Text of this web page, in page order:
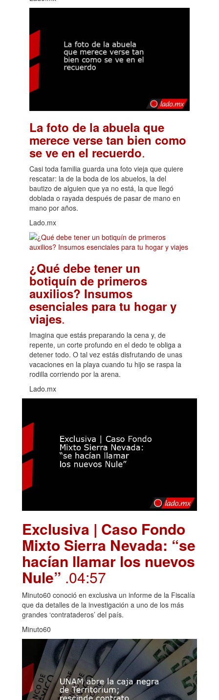
La foto de la abuela que
merece verse tan bien como
se ve en el recuerdo.
Casi toda familia guarda una foto vieja que quiere
rescatar: la de la boda de los abuelos, la del
bautizo de alguien que ya no está, la que llegó
doblada o rayada después de pasar de mano en
mano por años.
Lado.mx
¿Qué debe tener un
botiquín de primeros
auxilios? Insumos
esenciales para tu hogar y
viajes.
Imagina que estás preparando la cena y, de
repente, un corte profundo en el dedo te obliga a
detener todo. O tal vez estás disfrutando de unas
vacaciones en la playa cuando tu hijo se raspa la
rodilla corriendo por la arena.
Lado.mx
Exclusiva | Caso Fondo
Mixto Sierra Nevada: “se
hacían llamar los nuevos
Nule” .04:57
Minuto60 conoció en exclusiva un informe de la Fiscalía
que da detalles de la investigación a uno de los más
grandes ‘contrataderos’ del país.
Minuto60